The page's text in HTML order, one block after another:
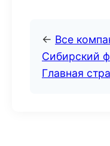
← Все
Сибирский
Главная